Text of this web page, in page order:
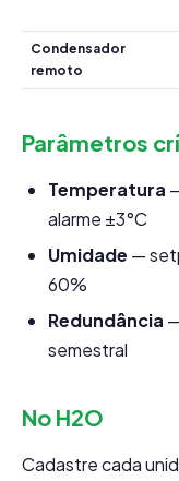
Condensador
remoto
Parâmetros
Temperatura
alarme ±3°C
Umidade —
60%
Redundância
semestral
No H2O
Cadastre cada